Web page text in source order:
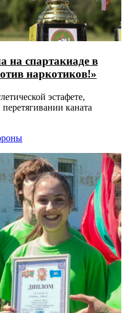
спартакиаде в
наркотиков!»
эстафете,
каната